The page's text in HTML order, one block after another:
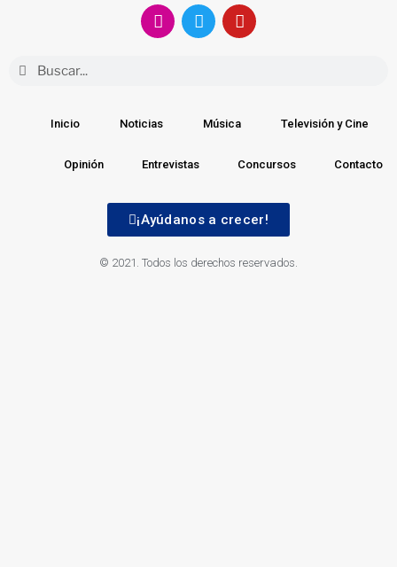
Inicio Noticias Música Televisión y Cine
Opinión Entrevistas Concursos Contacto
¡Ayúdanos a crecer!
© 2021. Todos los derechos reservados.